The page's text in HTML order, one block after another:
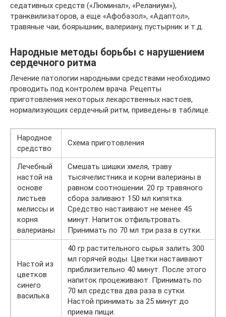
седативных средств («Люминал», «Реланиум»),
транквилизаторов, а еще «Афобазол», «Адаптол»,
травяные чаи, боярышник, валериану, пустырник и т.д.
Народные методы борьбы с нарушением
сердечного ритма
Лечение патологии народными средствами необходимо
проводить под контролем врача. Рецепты
приготовления некоторых лекарственных настоев,
нормализующих сердечный ритм, приведены в таблице.
Народное
средство
Схема приготовления
Лечебный
настой на
основе
листьев
мелиссы и
корня
валерианы
Смешать шишки хмеля, траву
тысячелистника и корни валерианы в
равном соотношении. 20 гр травяного
сбора заливают 150 мл кипятка.
Средство настаивают не менее 45
минут. Напиток отфильтровать.
Принимать по 70 мл три раза в сутки.
Настой из
цветков
синего
василька
40 гр растительного сырья залить 300
мл горячей воды. Цветки настаивают
приблизительно 40 минут. После этого
напиток процеживают. Принимать по
70 мл средства два раза в сутки.
Настой принимать за 25 минут до
приема пищи.